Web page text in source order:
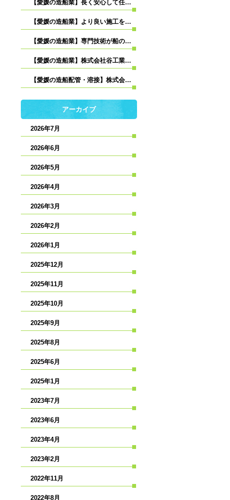
【愛媛の造船業】長く安心して任せられるパートナーへ｜株式会社谷工業の想い
【愛媛の造船業】より良い施工を目指して｜株式会社谷工業の改善への取り組み
【愛媛の造船業】専門技術が船の品質を支える｜株式会社谷工業の役割
【愛媛の造船業】株式会社谷工業が大切にする“信頼関係”とは
【愛媛の造船配管・溶接】株式会社谷工業が大切にする“現場品質”とは
アーカイブ
2026年7月
2026年6月
2026年5月
2026年4月
2026年3月
2026年2月
2026年1月
2025年12月
2025年11月
2025年10月
2025年9月
2025年8月
2025年6月
2025年1月
2023年7月
2023年6月
2023年4月
2023年2月
2022年11月
2022年8月